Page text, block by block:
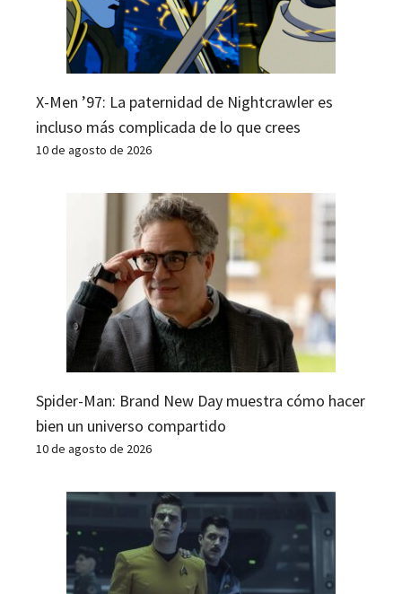
X-Men ’97: La paternidad de Nightcrawler es
incluso más complicada de lo que crees
10 de agosto de 2026
Spider-Man: Brand New Day muestra cómo hacer
bien un universo compartido
10 de agosto de 2026